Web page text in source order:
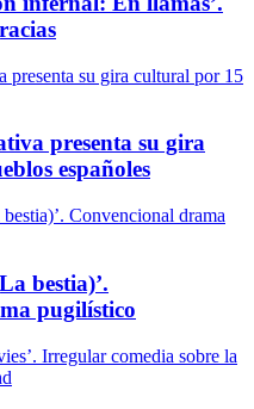
presenta su gira
españoles
bestia)’.
pugilístico